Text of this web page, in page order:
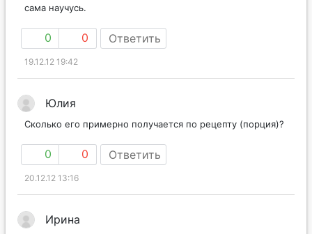
сама научусь.
0 0 Ответить
19.12.12 19:42
Юлия
Сколько его примерно получается по рецепту (порция)?
0 0 Ответить
20.12.12 13:16
Ирина